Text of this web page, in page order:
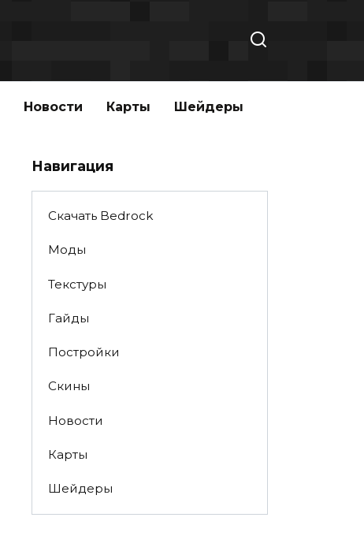
Новости Карты Шейдеры
Навигация
Скачать Bedrock
Моды
Текстуры
Гайды
Постройки
Скины
Новости
Карты
Шейдеры